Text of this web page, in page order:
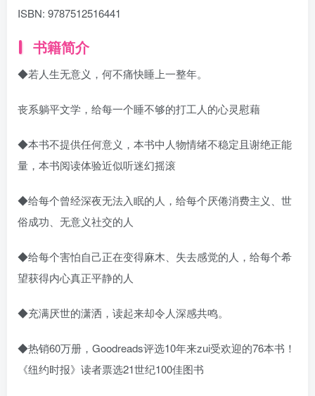
ISBN: 9787512516441
书籍简介
◆若人生无意义，何不痛快睡上一整年。
丧系躺平文学，给每一个睡不够的打工人的心灵慰藉
◆本书不提供任何意义，本书中人物情绪不稳定且谢绝正能
量，本书阅读体验近似听迷幻摇滚
◆给每个曾经深夜无法入眠的人，给每个厌倦消费主义、世
俗成功、无意义社交的人
◆给每个害怕自己正在变得麻木、失去感觉的人，给每个希
望获得内心真正平静的人
◆充满厌世的潇洒，读起来却令人深感共鸣。
◆热销60万册，Goodreads评选10年来zui受欢迎的76本书！
《纽约时报》读者票选21世纪100佳图书